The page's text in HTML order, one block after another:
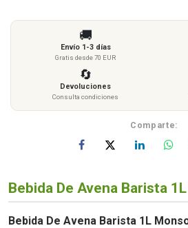
🚚
Envío 1-3 días
Gratis desde 70 EUR
🔄
Devoluciones
Consulta condiciones
Comparte:
Bebida De Avena Barista
Bebida De Avena Barista 1L